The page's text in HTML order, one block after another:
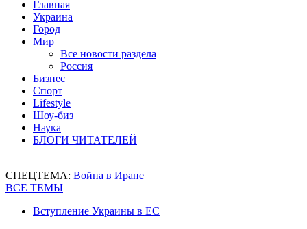
Главная
Украина
Город
Мир
Все новости раздела
Россия
Бизнес
Спорт
Lifestyle
Шоу-биз
Наука
БЛОГИ ЧИТАТЕЛЕЙ
СПЕЦТЕМА: Война в Иране
ВСЕ ТЕМЫ
Вступление Украины в ЕС